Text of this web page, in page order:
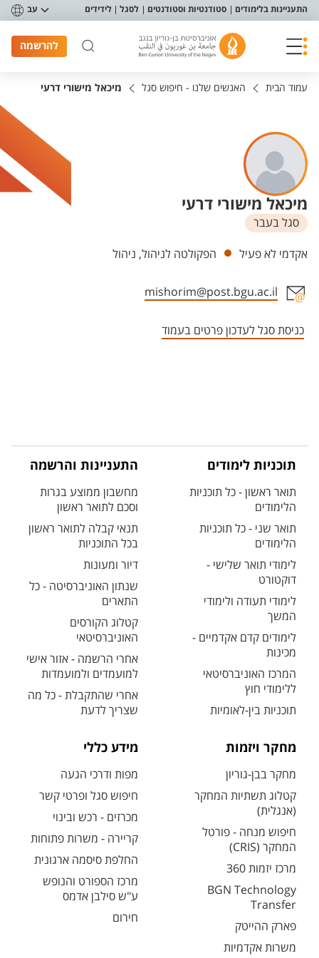
תפריט נגישות
התעניינות בלימודים סטודנטיות וסטודנטים לסגל לידידים עב
להרשמה
עמוד הבית האנשים שלנו - חיפוש סגל מיכאל מישורי דרעי
מיכאל מישורי דרעי
סגל בעבר
יחידות
אקדמי לא פעיל הפקולטה לניהול, ניהול
mishorim@post.bgu.ac.il
כניסת סגל לעדכון פרטים בעמוד
תוכניות לימודים
תואר ראשון - כל תוכניות
הלימודים
תואר שני - כל תוכניות
הלימודים
לימודי תואר שלישי -
דוקטורט
לימודי תעודה ולימודי
המשך
לימודים קדם אקדמיים -
מכינות
המרכז האוניברסיטאי
ללימודי חוץ
תוכניות בין-לאומיות
התעניינות והרשמה
מחשבון ממוצע בגרות
וסכם לתואר ראשון
תנאי קבלה לתואר ראשון
בכל התוכניות
דיור ומעונות
שנתון האוניברסיטה - כל
התארים
קטלוג הקורסים
האוניברסיטאי
אחרי הרשמה - אזור אישי
למועמדים ולמועמדות
אחרי שהתקבלת - כל מה
שצריך לדעת
מחקר ויזמות
מחקר בבן-גוריון
קטלוג תשתיות המחקר
(אנגלית)
חיפוש מנחה - פורטל
המחקר (CRIS)
מרכז יזמות 360
BGN Technology
Transfer
פארק ההייטק
משרות אקדמיות
מידע כללי
מפות ודרכי הגעה
חיפוש סגל ופרטי קשר
מכרזים - רכש ובינוי
קריירה - משרות פתוחות
החלפת סיסמה ארגונית
מרכז הספורט והנופש
ע"ש סילבן אדמס
חירום